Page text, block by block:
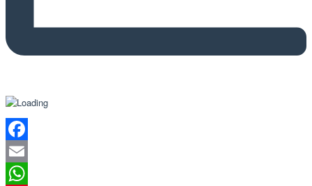
Facebook
Email